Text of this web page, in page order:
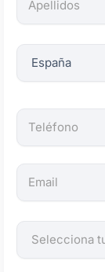
obligatorios.